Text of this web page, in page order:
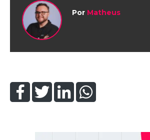
Por Matheus